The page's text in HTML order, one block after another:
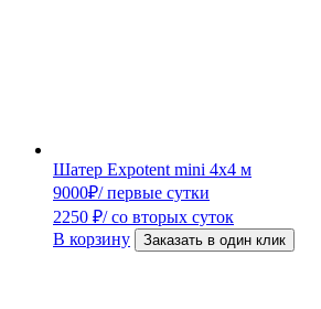
Шатер Expotent mini 4х4 м
9000₽/ первые сутки
2250 ₽/ со вторых суток
В корзину
Заказать в один клик